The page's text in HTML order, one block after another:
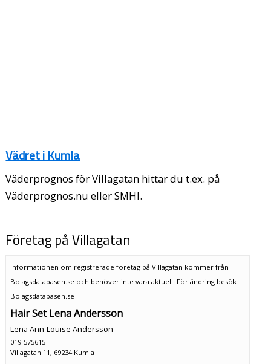
Vädret i Kumla
Väderprognos för Villagatan hittar du t.ex. på
Väderprognos.nu eller SMHI.
Företag på Villagatan
Informationen om registrerade företag på Villagatan kommer från
Bolagsdatabasen.se och behöver inte vara aktuell. För ändring besök
Bolagsdatabasen.se
Hair Set Lena Andersson
Lena Ann-Louise Andersson
019-575615
Villagatan 11, 69234 Kumla